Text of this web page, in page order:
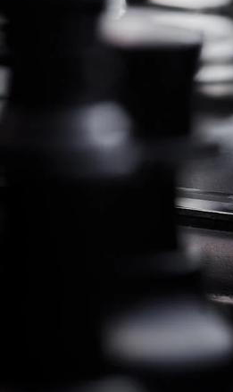
日本語
한국어